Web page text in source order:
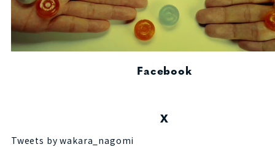
Facebook
X
Tweets by wakara_nagomi